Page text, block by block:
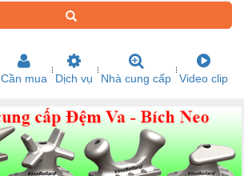
Cần mua Dịch vụ Nhà cung cấp Video clip